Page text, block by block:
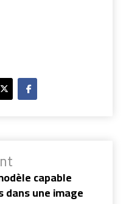
capable
dans une image